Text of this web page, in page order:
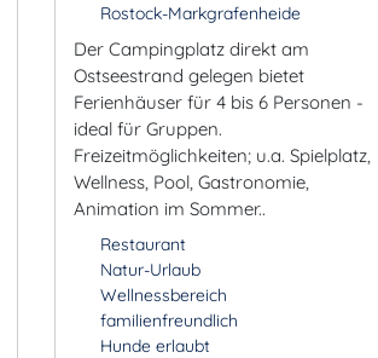
Rostock-Markgrafenheide
Der Campingplatz direkt am
Ostseestrand gelegen bietet
Ferienhäuser für 4 bis 6 Personen -
ideal für Gruppen.
Freizeitmöglichkeiten; u.a. Spielplatz,
Wellness, Pool, Gastronomie,
Animation im Sommer..
Restaurant
Natur-Urlaub
Wellnessbereich
familienfreundlich
Hunde erlaubt